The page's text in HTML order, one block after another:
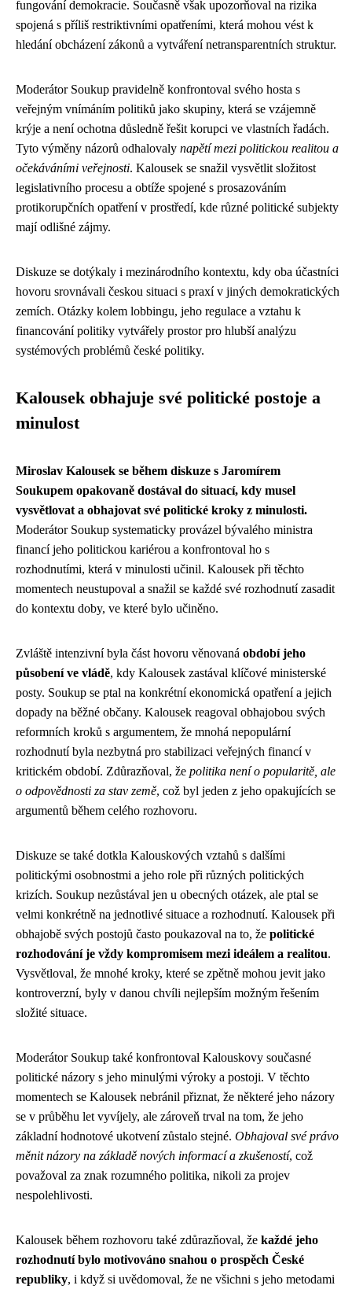
fungování demokracie. Současně však upozorňoval na rizika
spojená s příliš restriktivními opatřeními, která mohou vést k
hledání obcházení zákonů a vytváření netransparentních struktur.
Moderátor Soukup pravidelně konfrontoval svého hosta s
veřejným vnímáním politiků jako skupiny, která se vzájemně
krýje a není ochotna důsledně řešit korupci ve vlastních řadách.
Tyto výměny názorů odhalovaly napětí mezi politickou realitou a
očekáváními veřejnosti. Kalousek se snažil vysvětlit složitost
legislativního procesu a obtíže spojené s prosazováním
protikorupčních opatření v prostředí, kde různé politické subjekty
mají odlišné zájmy.
Diskuze se dotýkaly i mezinárodního kontextu, kdy oba účastníci
hovoru srovnávali českou situaci s praxí v jiných demokratických
zemích. Otázky kolem lobbingu, jeho regulace a vztahu k
financování politiky vytvářely prostor pro hlubší analýzu
systémových problémů české politiky.
Kalousek obhajuje své politické postoje a
minulost
Miroslav Kalousek se během diskuze s Jaromírem
Soukupem opakovaně dostával do situací, kdy musel
vysvětlovat a obhajovat své politické kroky z minulosti.
Moderátor Soukup systematicky provázel bývalého ministra
financí jeho politickou kariérou a konfrontoval ho s
rozhodnutími, která v minulosti učinil. Kalousek při těchto
momentech neustupoval a snažil se každé své rozhodnutí zasadit
do kontextu doby, ve které bylo učiněno.
Zvláště intenzivní byla část hovoru věnovaná období jeho
působení ve vládě, kdy Kalousek zastával klíčové ministerské
posty. Soukup se ptal na konkrétní ekonomická opatření a jejich
dopady na běžné občany. Kalousek reagoval obhajobou svých
reformních kroků s argumentem, že mnohá nepopulární
rozhodnutí byla nezbytná pro stabilizaci veřejných financí v
kritickém období. Zdůrazňoval, že politika není o popularitě, ale
o odpovědnosti za stav země, což byl jeden z jeho opakujících se
argumentů během celého rozhovoru.
Diskuze se také dotkla Kalouskových vztahů s dalšími
politickými osobnostmi a jeho role při různých politických
krizích. Soukup nezůstával jen u obecných otázek, ale ptal se
velmi konkrétně na jednotlivé situace a rozhodnutí. Kalousek při
obhajobě svých postojů často poukazoval na to, že politické
rozhodování je vždy kompromisem mezi ideálem a realitou.
Vysvětloval, že mnohé kroky, které se zpětně mohou jevit jako
kontroverzní, byly v danou chvíli nejlepším možným řešením
složité situace.
Moderátor Soukup také konfrontoval Kalouskovy současné
politické názory s jeho minulými výroky a postoji. V těchto
momentech se Kalousek nebránil přiznat, že některé jeho názory
se v průběhu let vyvíjely, ale zároveň trval na tom, že jeho
základní hodnotové ukotvení zůstalo stejné. Obhajoval své právo
měnit názory na základě nových informací a zkušeností, což
považoval za znak rozumného politika, nikoli za projev
nespolehlivosti.
Kalousek během rozhovoru také zdůrazňoval, že každé jeho
rozhodnutí bylo motivováno snahou o prospěch České
republiky, i když si uvědomoval, že ne všichni s jeho metodami